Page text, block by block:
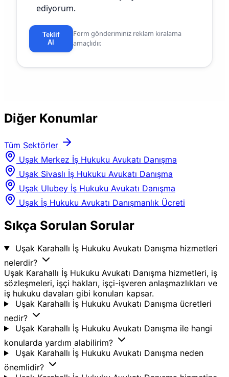
ediyorum.
Teklif
Al
Form gönderiminiz reklam kiralama
amaçlıdır.
Diğer Konumlar
Tüm Sektörler
Uşak Merkez İş Hukuku Avukatı Danışma
Uşak Sivaslı İş Hukuku Avukatı Danışma
Uşak Ulubey İş Hukuku Avukatı Danışma
Uşak İş Hukuku Avukatı Danışmanlık Ücreti
Sıkça Sorulan Sorular
Uşak Karahallı İş Hukuku Avukatı Danışma hizmetleri
nelerdir?
Uşak Karahallı İş Hukuku Avukatı Danışma hizmetleri, iş
sözleşmeleri, işçi hakları, işçi-işveren anlaşmazlıkları ve
iş hukuku davaları gibi konuları kapsar.
Uşak Karahallı İş Hukuku Avukatı Danışma ücretleri
nedir?
Uşak Karahallı İş Hukuku Avukatı Danışma ile hangi
konularda yardım alabilirim?
Uşak Karahallı İş Hukuku Avukatı Danışma neden
önemlidir?